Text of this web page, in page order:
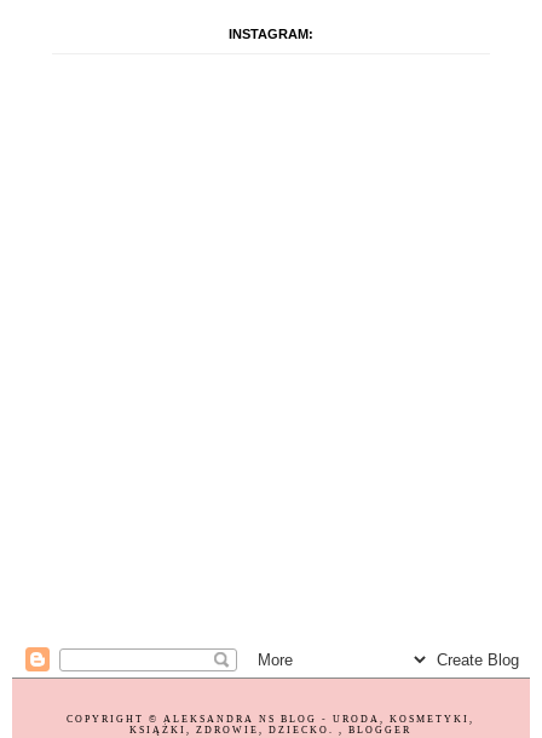
INSTAGRAM:
COPYRIGHT ©ALEKSANDRA NS BLOG - URODA, KOSMETYKI,
KSIĄŻKI, ZDROWIE, DZIECKO., BLOGGER